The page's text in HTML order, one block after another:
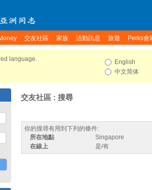
交友社區 家族 活動訊息 旅遊 Perks會
language.
English
中文简体
交友社區 : 搜尋
你的搜尋有用到下列的條件:
所在地點
Singapore
在線上
是/有